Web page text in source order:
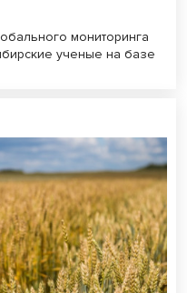
мониторинга
ученые на базе